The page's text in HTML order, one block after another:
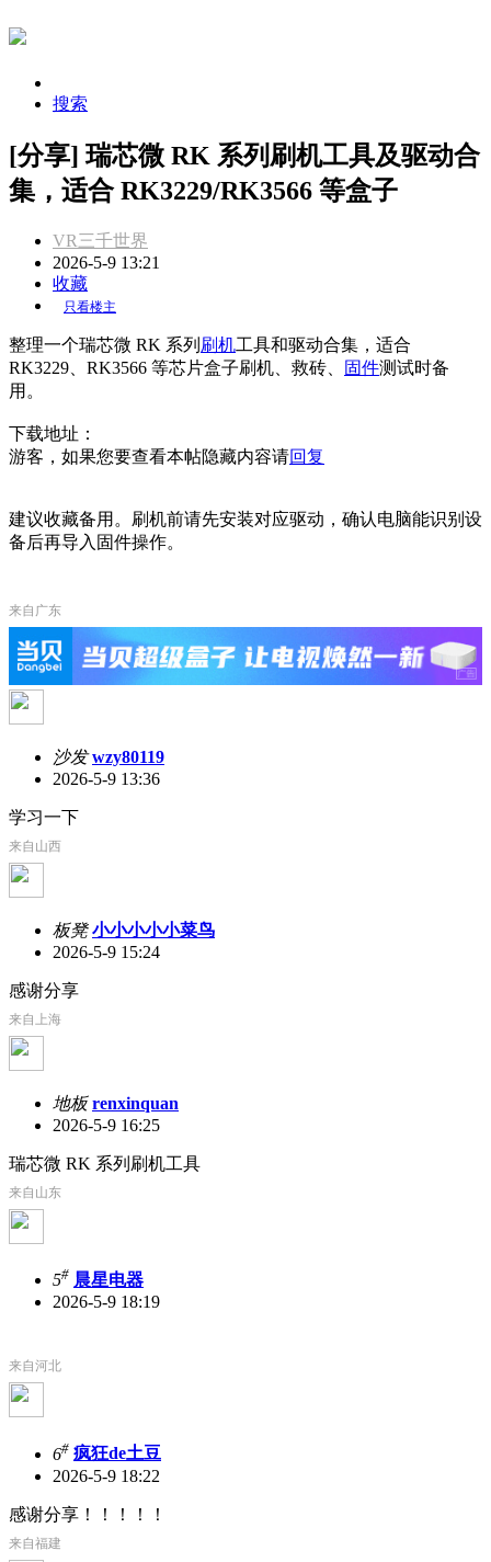
搜索
[分享] 瑞芯微 RK 系列刷机工具及驱动合
集，适合 RK3229/RK3566 等盒子
VR三千世界
2026-5-9 13:21
收藏
只看楼主
整理一个瑞芯微 RK 系列 刷机工具和驱动合集，适合
RK3229、RK3566 等芯片盒子刷机、救砖、
固件测试时备
用。
下载地址：
游客，如果您要查看本帖隐藏内容请回复
建议收藏备用。刷机前请先安装对应驱动，确认电脑能识别设
备后再导入固件操作。
来自广东
沙发 wzy80119
2026-5-9 13:36
学习一下
来自山西
板凳 小小小小小菜鸟
2026-5-9 15:24
感谢分享
来自上海
地板 renxinquan
2026-5-9 16:25
瑞芯微 RK 系列刷机工具
来自山东
5# 晨星电器
2026-5-9 18:19
来自河北
6# 疯狂de土豆
2026-5-9 18:22
感谢分享！！！！！
来自福建